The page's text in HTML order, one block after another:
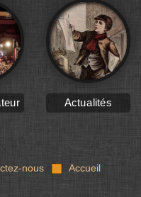
Actualités
nous Accueil